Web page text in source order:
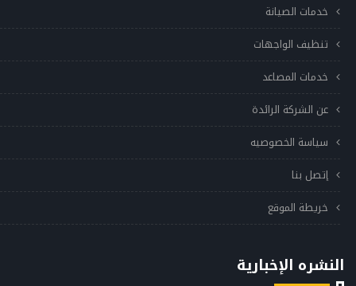
خدمات الصيانة
تنظيف الواجهات
خدمات المصاعد
عن الشركة الرائدة
سياسة الخصوصيه
إتصل بنا
خريطة الموقع
النشره الإخبارية